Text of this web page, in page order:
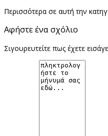
Περισσότερα σε αυτή την
Αφήστε ένα σχόλιο
Σιγουρευτείτε πως έχετε